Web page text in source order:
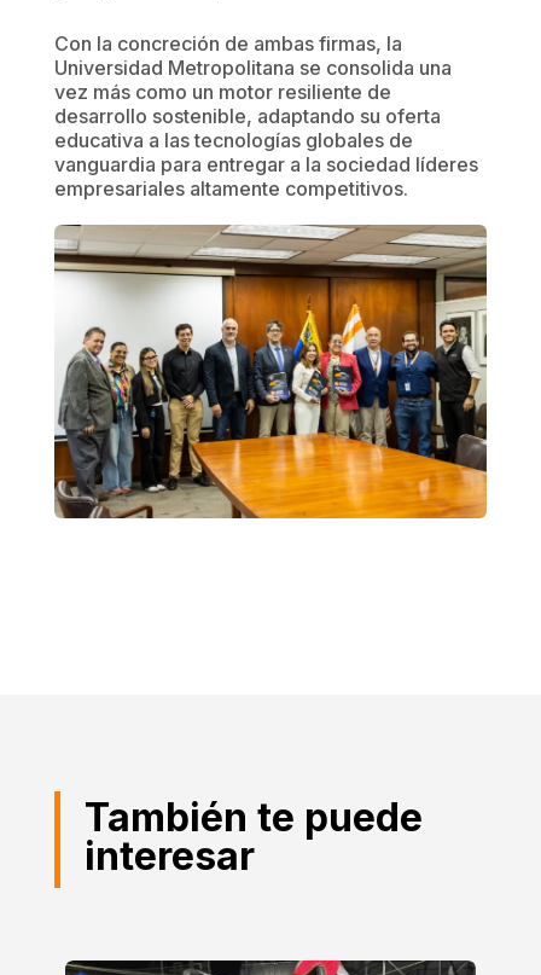
Con la concreción de ambas firmas, la
Universidad Metropolitana se consolida una
vez más como un motor resiliente de
desarrollo sostenible, adaptando su oferta
educativa a las tecnologías globales de
vanguardia para entregar a la sociedad líderes
empresariales altamente competitivos.
También te puede
interesar